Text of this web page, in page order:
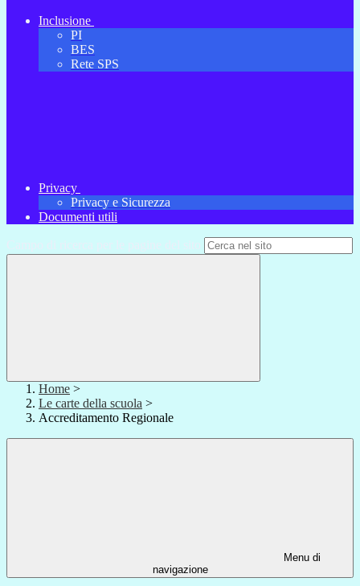
Inclusione
PI
BES
Rete SPS
Privacy
Privacy e Sicurezza
Documenti utili
Campo di ricerca per le pagine del sito
Home >
Le carte della scuola >
Accreditamento Regionale
Menu di
navigazione